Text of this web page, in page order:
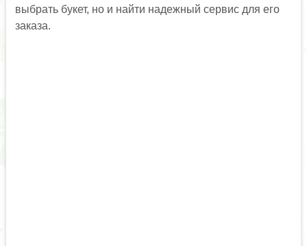
выбрать букет, но и найти надежный сервис для его
заказа.